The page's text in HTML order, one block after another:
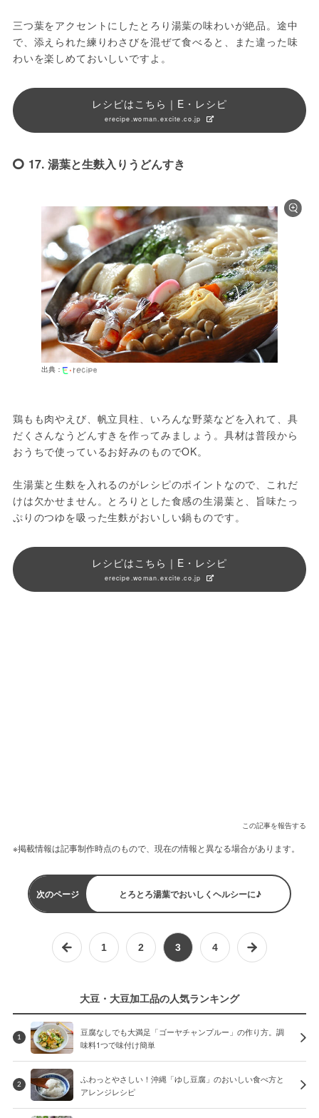
三つ葉をアクセントにしたとろり湯葉の味わいが絶品。途中
で、添えられた練りわさびを混ぜて食べると、また違った味
わいを楽しめておいしいですよ。
レシピはこちら｜E・レシピ
erecipe.woman.excite.co.jp
17. 湯葉と生麩入りうどんすき
出典：
鶏もも肉やえび、帆立貝柱、いろんな野菜などを入れて、具
だくさんなうどんすきを作ってみましょう。具材は普段から
おうちで使っているお好みのものでOK。
生湯葉と生麩を入れるのがレシピのポイントなので、これだ
けは欠かせません。とろりとした食感の生湯葉と、旨味たっ
ぷりのつゆを吸った生麩がおいしい鍋ものです。
レシピはこちら｜E・レシピ
erecipe.woman.excite.co.jp
この記事を報告する
※掲載情報は記事制作時点のもので、現在の情報と異なる場合があります。
次のページ とろとろ湯葉でおいしくヘルシーに♪
1 2 3 4
大豆・大豆加工品の人気ランキング
1
豆腐なしでも大満足「ゴーヤチャンプルー」の作り方。調
味料1つで味付け簡単
2
ふわっとやさしい！沖縄「ゆし豆腐」のおいしい食べ方と
アレンジレシピ